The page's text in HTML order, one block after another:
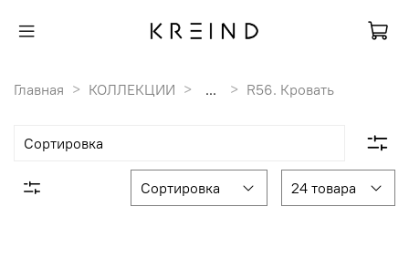
Главная КОЛЛЕКЦИИ ... R56. Кровать